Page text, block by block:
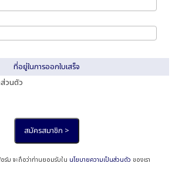
ที่อยู่ในการออกใบเสร็จ
วนตัว
ม จะถือว่าท่านยอมรับใน นโยบายความเป็นส่วนตัว ของเรา